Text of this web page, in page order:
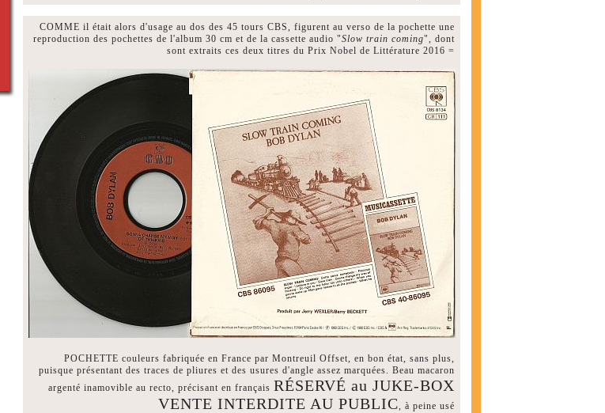
COMME il était alors d'usage au dos des 45 tours CBS, figurent au verso de la pochette une
reproduction des pochettes de l'album 30 cm et de la cassette audio "Slow train coming", dont
sont extraits ces deux titres du Prix Nobel de Littérature 2016 =
POCHETTE couleurs fabriquée en France par Montreuil Offset, en bon état, sans plus,
puisque présentant des traces de pliures et des usures d'angle assez marquées. Beau macaron
argenté inamovible au recto, précisant en français RÉSERVÉ au JUKE-BOX
VENTE INTERDITE AU PUBLIC, à peine usé